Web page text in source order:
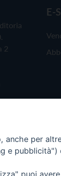
2
E-
anche per
e pubblicità")